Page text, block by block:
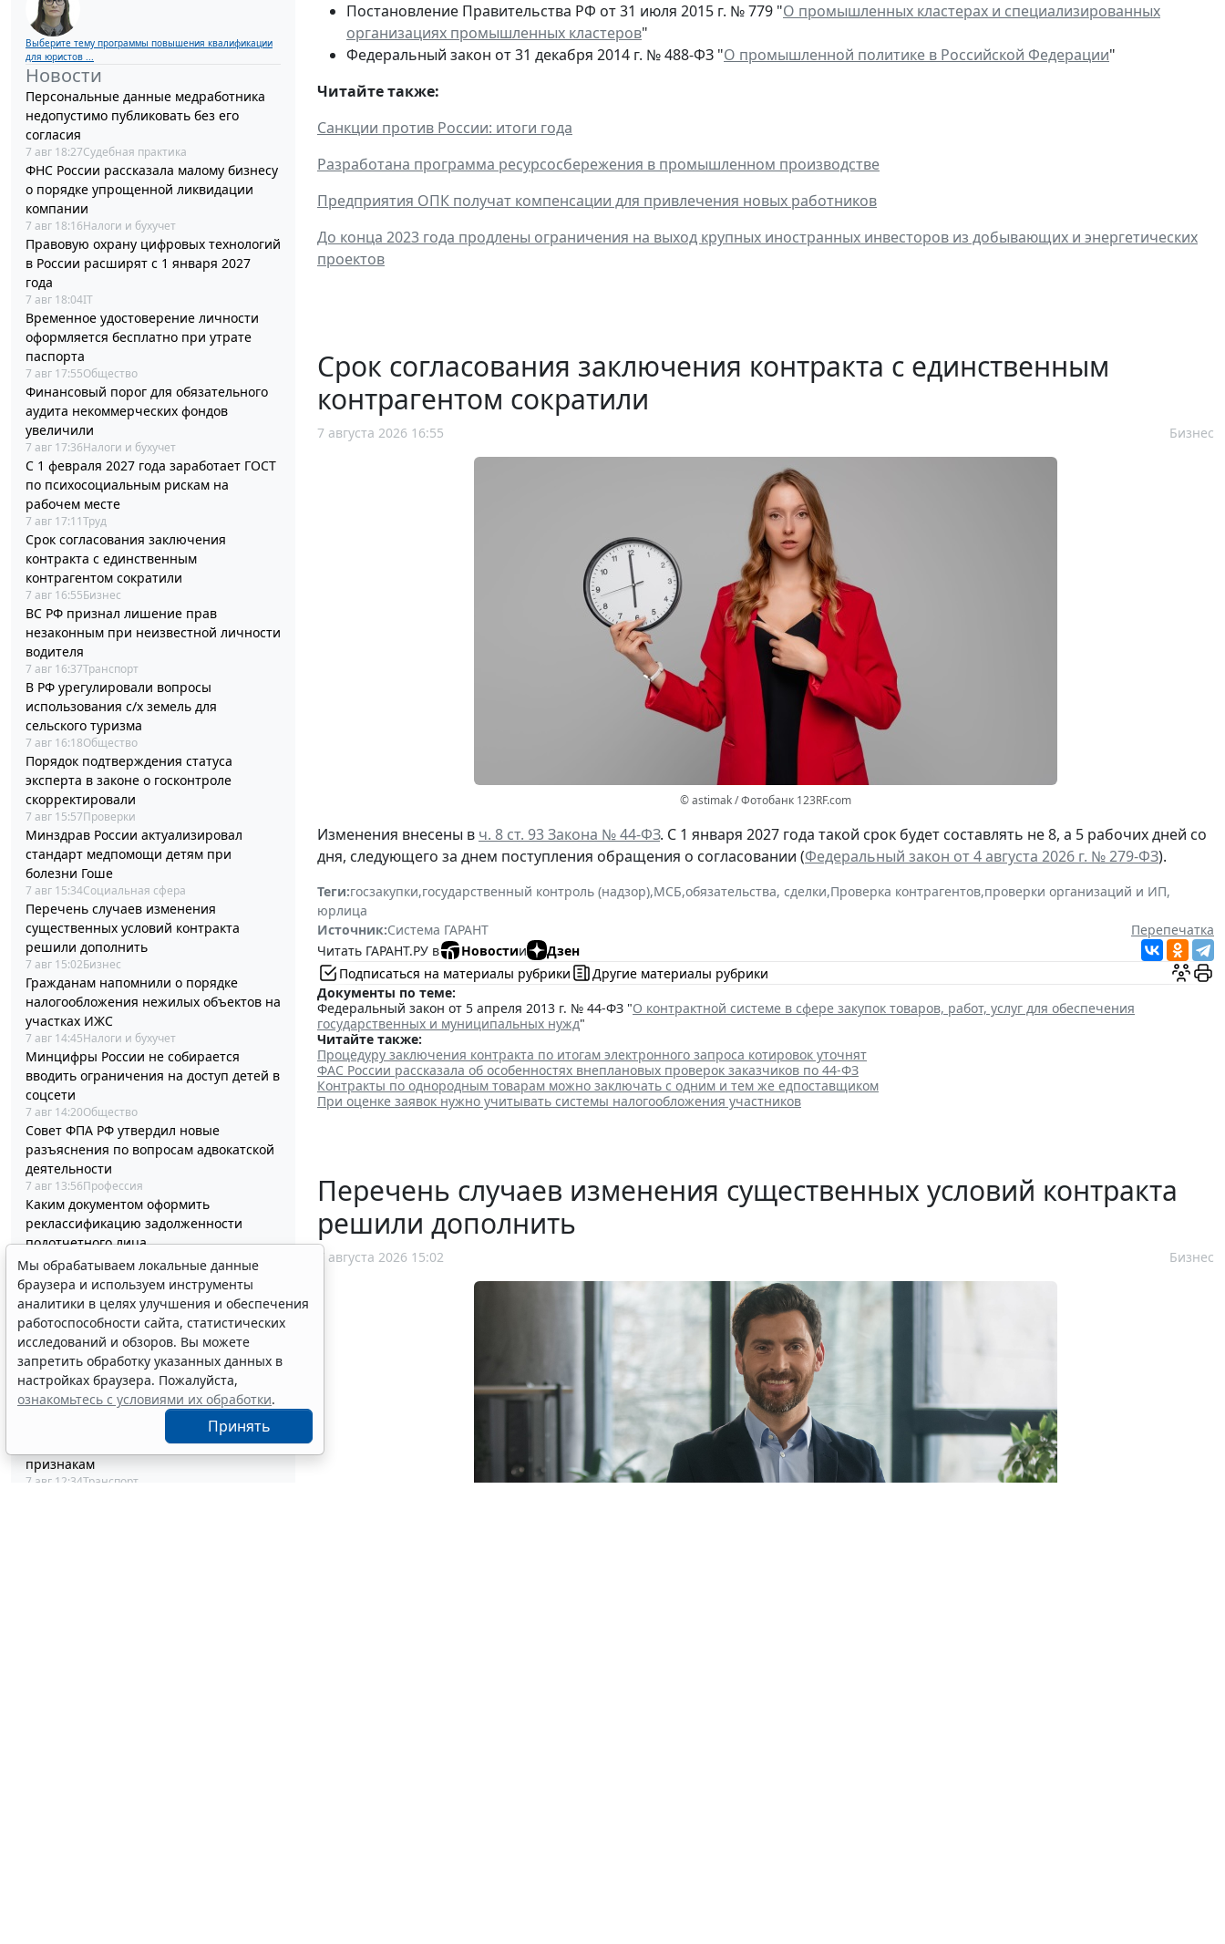
Выберите тему программы повышения квалификации
для юристов ...
Новости
Персональные данные медработника
недопустимо публиковать без его
согласия
7 авг 18:27Судебная практика
ФНС России рассказала малому бизнесу
о порядке упрощенной ликвидации
компании
7 авг 18:16Налоги и бухучет
Правовую охрану цифровых технологий
в России расширят с 1 января 2027
года
7 авг 18:04IT
Временное удостоверение личности
оформляется бесплатно при утрате
паспорта
7 авг 17:55Общество
Финансовый порог для обязательного
аудита некоммерческих фондов
увеличили
7 авг 17:36Налоги и бухучет
С 1 февраля 2027 года заработает ГОСТ
по психосоциальным рискам на
рабочем месте
7 авг 17:11Труд
Срок согласования заключения
контракта с единственным
контрагентом сократили
7 авг 16:55Бизнес
ВС РФ признал лишение прав
незаконным при неизвестной личности
водителя
7 авг 16:37Транспорт
В РФ урегулировали вопросы
использования с/х земель для
сельского туризма
7 авг 16:18Общество
Порядок подтверждения статуса
эксперта в законе о госконтроле
скорректировали
7 авг 15:57Проверки
Минздрав России актуализировал
стандарт медпомощи детям при
болезни Гоше
7 авг 15:34Социальная сфера
Перечень случаев изменения
существенных условий контракта
решили дополнить
7 авг 15:02Бизнес
Гражданам напомнили о порядке
налогообложения нежилых объектов на
участках ИЖС
7 авг 14:45Налоги и бухучет
Минцифры России не собирается
вводить ограничения на доступ детей в
соцсети
7 авг 14:20Общество
Совет ФПА РФ утвердил новые
разъяснения по вопросам адвокатской
деятельности
7 авг 13:56Профессия
Каким документом оформить
реклассификацию задолженности
подотчетного лица
7 авг 13:37Бюджетный учет
Определены особенности включения
частных медорганизаций в реестр
системы ОМС
Социальная сфера
Спецрежим НПД вправе применять
несовершеннолетние в возрасте от 14
до 18 лет
7 авг 12:58Налоги и бухучет
При госрегистрации судна определят
соответствие идентифицирующим
признакам
7 авг 12:34Транспорт
Постановление Правительства РФ от 31 июля 2015 г. № 779 "О промышленных кластерах и специализированных
организациях промышленных кластеров"
Федеральный закон от 31 декабря 2014 г. № 488-ФЗ "О промышленной политике в Российской Федерации"
Читайте также:
Санкции против России: итоги года
Разработана программа ресурсосбережения в промышленном производстве
Предприятия ОПК получат компенсации для привлечения новых работников
До конца 2023 года продлены ограничения на выход крупных иностранных инвесторов из добывающих и энергетических
проектов
Срок согласования заключения контракта с единственным
контрагентом сократили
7 августа 2026 16:55 Бизнес
© astimak / Фотобанк 123RF.com
Изменения внесены в ч. 8 ст. 93 Закона № 44-ФЗ. С 1 января 2027 года такой срок будет составлять не 8, а 5 рабочих дней со
дня, следующего за днем поступления обращения о согласовании (Федеральный закон от 4 августа 2026 г. № 279-ФЗ).
Теги:госзакупки,государственный контроль (надзор),МСБ,обязательства, сделки,Проверка контрагентов,проверки организаций и ИП,
юрлица
Источник:Система ГАРАНТ
Перепечатка
Читать ГАРАНТ.РУ в
Новостии
Дзен
Подписаться на материалы рубрики
Другие материалы рубрики
Документы по теме:
Федеральный закон от 5 апреля 2013 г. № 44-ФЗ "О контрактной системе в сфере закупок товаров, работ, услуг для обеспечения
государственных и муниципальных нужд"
Читайте также:
Процедуру заключения контракта по итогам электронного запроса котировок уточнят
ФАС России рассказала об особенностях внеплановых проверок заказчиков по 44-ФЗ
Контракты по однородным товарам можно заключать с одним и тем же едпоставщиком
При оценке заявок нужно учитывать системы налогообложения участников
Перечень случаев изменения существенных условий контракта
решили дополнить
7 августа 2026 15:02 Бизнес
Мы обрабатываем локальные данные
браузера и используем инструменты
аналитики в целях улучшения и обеспечения
работоспособности сайта, статистических
исследований и обзоров. Вы можете
запретить обработку указанных данных в
настройках браузера. Пожалуйста,
ознакомьтесь с условиями их обработки.
Принять